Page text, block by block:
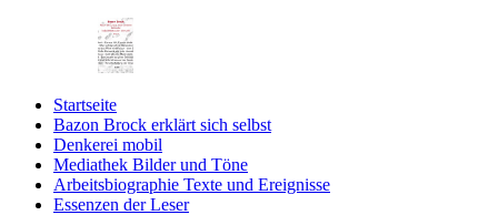
Startseite
Bazon Brock erklärt sich selbst
Denkerei mobil
Mediathek Bilder und Töne
Arbeitsbiographie Texte und Ereignisse
Essenzen der Leser